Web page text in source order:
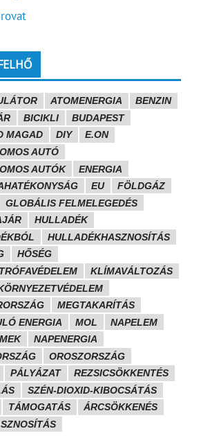
ATOMENERGIA
BENZIN
BICIKLI
BUDAPEST
MAGAD
DIY
E.ON
AUTÓ
AUTÓK
ENERGIA
EU
FÖLDGÁZ
GLOBÁLIS FELMELEGEDÉS
HULLADÉK
HULLADÉKHASZNOSÍTÁS
HŐSÉG
KLÍMAVÁLTOZÁS
MEGTAKARÍTÁS
ENERGIA
MOL
NAPELEM
NAPENERGIA
OROSZORSZÁG
PÁLYÁZAT
REZSICSÖKKENTÉS
SZÉN-DIOXID-KIBOCSÁTÁS
TÁMOGATÁS
ÁRCSÖKKENÉS